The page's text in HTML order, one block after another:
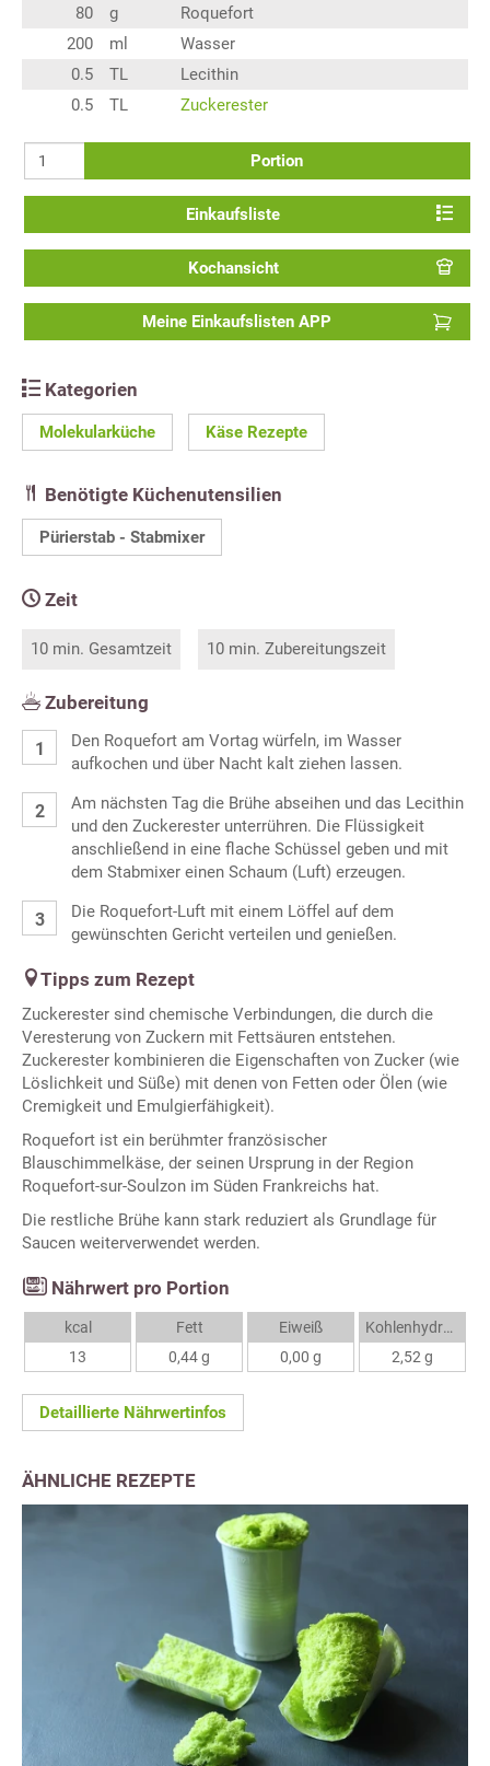
80 g
Roquefort
200
ml
Wasser
0.5
TL
Lecithin
0.5
TL Zuckerester
Portion
Einkaufsliste
Kochansicht
Meine Einkaufslisten APP
Kategorien
Molekularküche Käse Rezepte
Benötigte Küchenutensilien
Pürierstab - Stabmixer
Zeit
10 min. Gesamtzeit 10 min. Zubereitungszeit
Zubereitung
Den Roquefort am Vortag würfeln, im Wasser
aufkochen und über Nacht kalt ziehen lassen.
Am nächsten Tag die Brühe abseihen und das Lecithin
und den Zuckerester unterrühren. Die Flüssigkeit
anschließend in eine flache Schüssel geben und mit
dem Stabmixer einen Schaum (Luft) erzeugen.
Die Roquefort-Luft mit einem Löffel auf dem
gewünschten Gericht verteilen und genießen.
Tipps zum Rezept
Zuckerester sind chemische Verbindungen, die durch die
Veresterung von Zuckern mit Fettsäuren entstehen.
Zuckerester kombinieren die Eigenschaften von Zucker (wie
Löslichkeit und Süße) mit denen von Fetten oder Ölen (wie
Cremigkeit und Emulgierfähigkeit).
Roquefort ist ein berühmter französischer
Blauschimmelkäse, der seinen Ursprung in der Region
Roquefort-sur-Soulzon im Süden Frankreichs hat.
Die restliche Brühe kann stark reduziert als Grundlage für
Saucen weiterverwendet werden.
Nährwert pro Portion
kcal
13
Fett
0,44 g
Eiweiß
0,00 g
Kohlenhydrate
2,52 g
Detaillierte Nährwertinfos
ÄHNLICHE REZEPTE